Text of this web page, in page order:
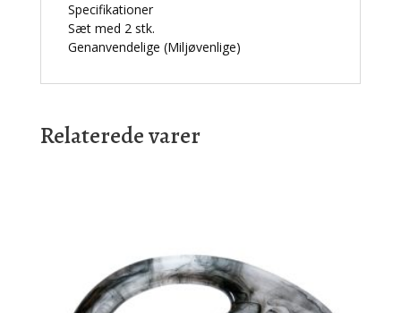
Specifikationer
Sæt med 2 stk.
Genanvendelige (Miljøvenlige)
Relaterede varer